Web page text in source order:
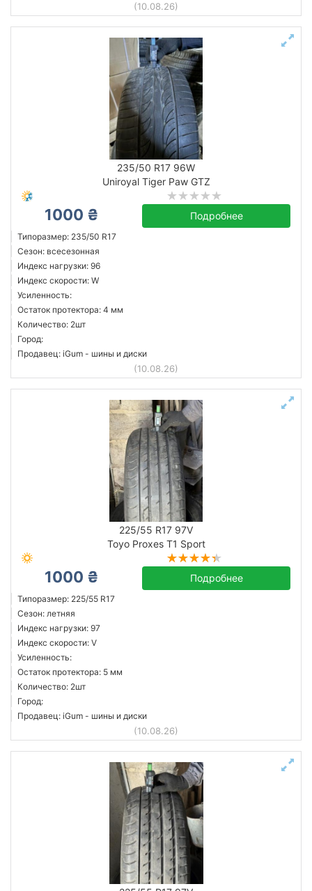
(10.08.26)
235/50 R17 96W
Uniroyal Tiger Paw GTZ
1000 ₴ Подробнее
Типоразмер: 235/50 R17
Сезон: всесезонная
Индекс нагрузки: 96
Индекс скорости: W
Усиленность:
Остаток протектора: 4 мм
Количество: 2шт
Город:
Продавец: iGum - шины и диски
(10.08.26)
225/55 R17 97V
Toyo Proxes T1 Sport
1000 ₴ Подробнее
Типоразмер: 225/55 R17
Сезон: летняя
Индекс нагрузки: 97
Индекс скорости: V
Усиленность:
Остаток протектора: 5 мм
Количество: 2шт
Город:
Продавец: iGum - шины и диски
(10.08.26)